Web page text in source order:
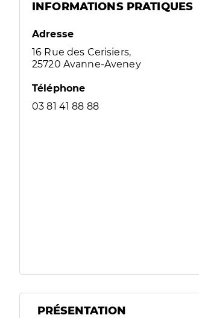
INFORMATIONS PRATIQUES
Adresse
16 Rue des Cerisiers,
25720 Avanne-Aveney
Téléphone
03 81 41 88 88
PRÉSENTATION